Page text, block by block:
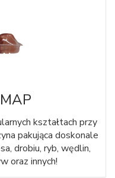
kształtach przy
pakująca doskonale
drobiu, ryb, wędlin,
oraz innych!